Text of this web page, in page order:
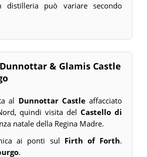
può variare secondo
& Glamis Castle
al Dunnottar Castleaffacciato
quindi visita del Castello di
natale della Regina Madre.
ai ponti sul Firth of Forth.
.